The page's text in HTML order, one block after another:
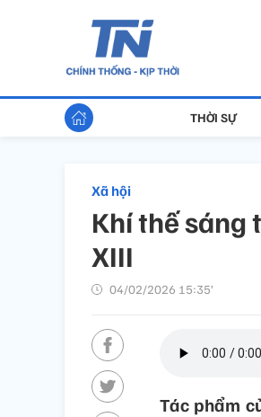
THỜI SỰ
Xã hội
Khí thế sáng
XIII
04/02/2026 15:35’
Tác phẩm